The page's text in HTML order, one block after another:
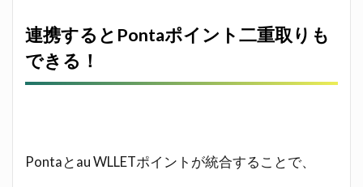
連携するとPontaポイント二重取りも
できる！
Pontaとau WLLETポイントが統合することで、